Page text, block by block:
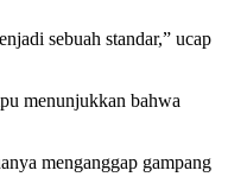
sebuah standar,” ucap
menunjukkan bahwa
menganggap gampang